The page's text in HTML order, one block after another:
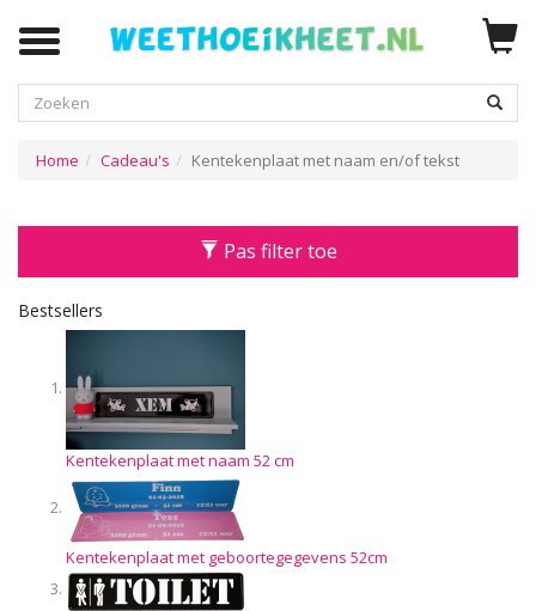
Zoeken
Home Cadeau's Kentekenplaat met naam en/of tekst
Pas filter toe
Bestsellers
Kentekenplaat met naam 52 cm
Kentekenplaat met geboortegegevens 52cm